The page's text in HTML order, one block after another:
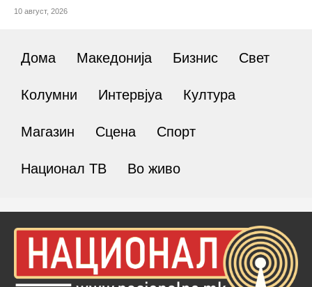
10 август, 2026
Дома Македонија Бизнис Свет
Колумни Интервјуа Култура
Магазин Сцена Спорт
Национал ТВ Во живо